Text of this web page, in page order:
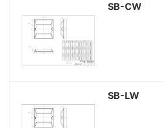
SB-CW
SB-LW